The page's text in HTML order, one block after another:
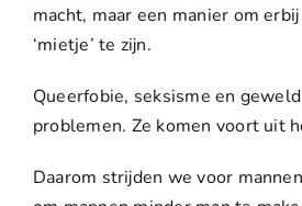
macht, maar een manier om
‘mietje’ te zijn.
Queerfobie, seksisme en
problemen. Ze komen voort uit
Daarom strijden we voor